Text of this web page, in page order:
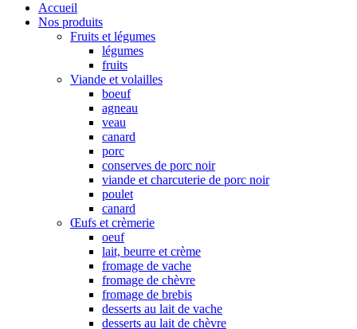
Accueil
Nos produits
Fruits et légumes
légumes
fruits
Viande et volailles
boeuf
agneau
veau
canard
porc
conserves de porc noir
viande et charcuterie de porc noir
poulet
canard
Œufs et crèmerie
oeuf
lait, beurre et crème
fromage de vache
fromage de chèvre
fromage de brebis
desserts au lait de vache
desserts au lait de chèvre